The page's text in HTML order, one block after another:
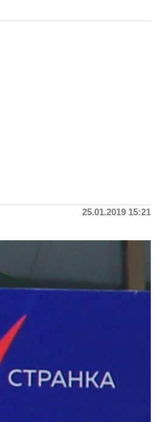
25.01.2019 15:21